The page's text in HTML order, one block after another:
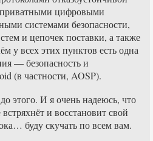
цифровыми
системами безопасности,
и цепочек поставки, а также
у всех этих пунктов есть одна
— безопасность и
(в частности, AOSP).
этого. И я очень надеюсь, что
и восстановит свой
буду скучать по всем вам.